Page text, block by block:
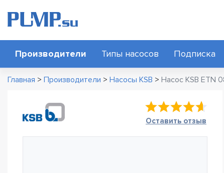
Производители Типы насосов Подписка
Главная > Производители > Насосы KSB > Насос KSB ETN
Оставить отзыв